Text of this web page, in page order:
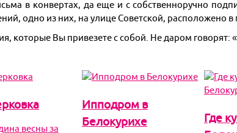
в конвертах, да еще и с собственноручно
одно из них, на улице Советской, расположено
которые Вы привезете с собой. Не даром говорят:
весны за
Ипподром в
Белокурихе
Где